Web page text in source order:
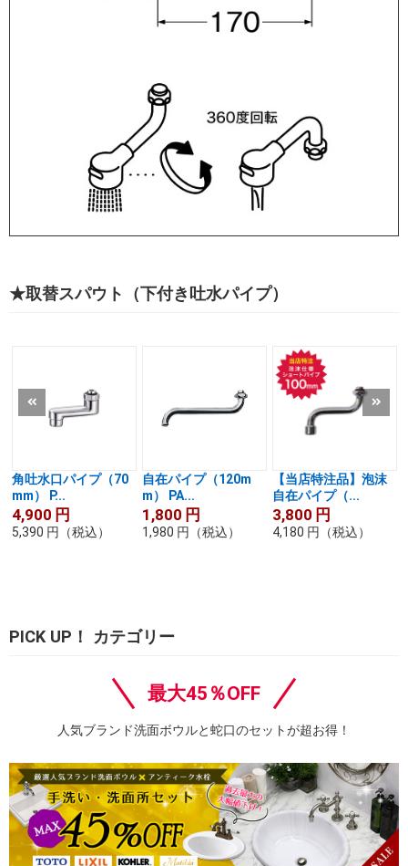
★取替スパウト（下付き吐水パイプ）
角吐水口パイプ（70
mm） P...
4,900 円
5,390 円 （税込）
自在パイプ（120m
m） PA...
1,800 円
1,980 円 （税込）
【当店特注品】泡沫
自在パイプ（...
3,800 円
4,180 円 （税込）
PICK UP！ カテゴリー
最大45％OFF
人気ブランド洗面ボウルと蛇口のセットが超お得！